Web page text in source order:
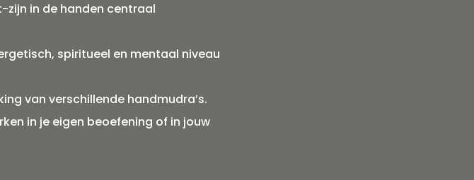
in de handen centraal
spiritueel en mentaal niveau
van verschillende handmudra’s.
in je eigen beoefening of in jouw